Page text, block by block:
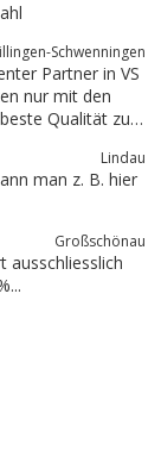
Schwenningen
nur mit den
Lindau
Großschönau
ausschliesslich